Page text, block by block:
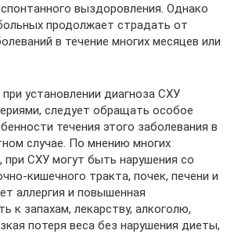
выздоровления. Однако
продолжает страдать от
в течение многих месяцев или
установлении диагноза СХУ
следует обращать особое
течения этого заболевания в
случае. По мнению многих
при СХУ могут быть нарушения со
кишечного тракта, почек, печени и
аллергия и повышенная
к запахам, лекарству, алкоголю,
потеря веса без нарушения диеты,